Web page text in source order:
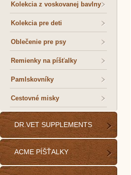
Kolekcia z voskovanej bavlny
Kolekcia pre deti
Oblečenie pre psy
Remienky na píšťalky
Pamlskovníky
Cestovné misky
DR.VET SUPPLEMENTS
ACME PÍŠŤALKY